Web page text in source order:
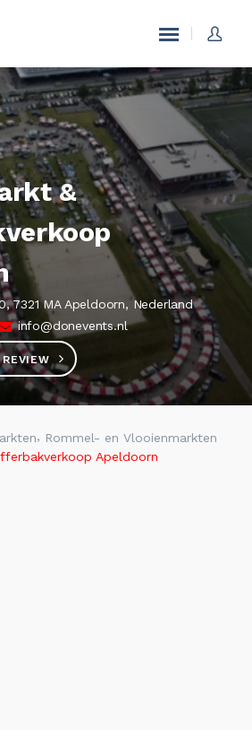
&
7321 MA Apeldoorn, Nederland
info@donevents.nl
, Rommel- en Vlooienmarkten
Apeldoorn